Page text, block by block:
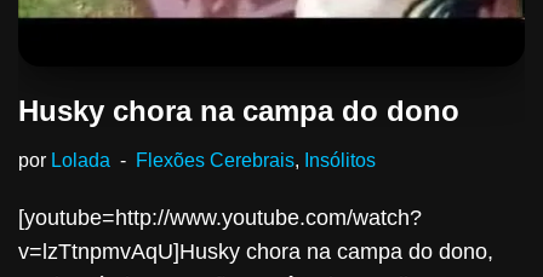
Husky chora na campa do dono
por Lolada Flexões Cerebrais, Insólitos
[youtube=http://www.youtube.com/watch?
v=lzTtnpmvAqU]Husky chora na campa do dono,